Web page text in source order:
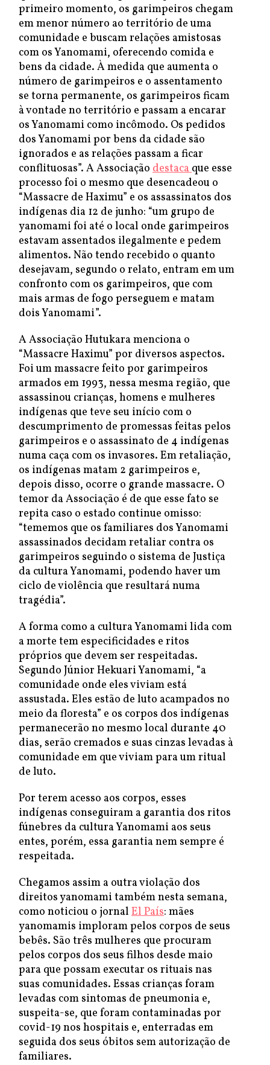
primeiro momento, os garimpeiros chegam
em menor número ao território de uma
comunidade e buscam relações amistosas
com os Yanomami, oferecendo comida e
bens da cidade. À medida que aumenta o
número de garimpeiros e o assentamento
se torna permanente, os garimpeiros ficam
à vontade no território e passam a encarar
os Yanomami como incômodo. Os pedidos
dos Yanomami por bens da cidade são
ignorados e as relações passam a ficar
conflituosas”. A Associação destacaque esse
processo foi o mesmo que desencadeou o
“Massacre de Haximu” e os assassinatos dos
indígenas dia 12 de junho: “um grupo de
yanomami foi até o local onde garimpeiros
estavam assentados ilegalmente e pedem
alimentos. Não tendo recebido o quanto
desejavam, segundo o relato, entram em um
confronto com os garimpeiros, que com
mais armas de fogo perseguem e matam
dois Yanomami”.
A Associação Hutukara menciona o
“Massacre Haximu” por diversos aspectos.
Foi um massacre feito por garimpeiros
armados em 1993, nessa mesma região, que
assassinou crianças, homens e mulheres
indígenas que teve seu início com o
descumprimento de promessas feitas pelos
garimpeiros e o assassinato de 4 indígenas
numa caça com os invasores. Em retaliação,
os indígenas matam 2 garimpeiros e,
depois disso, ocorre o grande massacre. O
temor da Associação é de que esse fato se
repita caso o estado continue omisso:
“tememos que os familiares dos Yanomami
assassinados decidam retaliar contra os
garimpeiros seguindo o sistema de Justiça
da cultura Yanomami, podendo haver um
ciclo de violência que resultará numa
tragédia”.
A forma como a cultura Yanomami lida com
a morte tem especificidades e ritos
próprios que devem ser respeitadas.
Segundo Júnior Hekuari Yanomami, “a
comunidade onde eles viviam está
assustada. Eles estão de luto acampados no
meio da floresta” e os corpos dos indígenas
permanecerão no mesmo local durante 40
dias, serão cremados e suas cinzas levadas à
comunidade em que viviam para um ritual
de luto.
Por terem acesso aos corpos, esses
indígenas conseguiram a garantia dos ritos
fúnebres da cultura Yanomami aos seus
entes, porém, essa garantia nem sempre é
respeitada.
Chegamos assim a outra violação dos
direitos yanomami também nesta semana,
como noticiou o jornal El País: mães
yanomamis imploram pelos corpos de seus
bebês. São três mulheres que procuram
pelos corpos dos seus filhos desde maio
para que possam executar os rituais nas
suas comunidades. Essas crianças foram
levadas com sintomas de pneumonia e,
suspeita-se, que foram contaminadas por
covid-19 nos hospitais e, enterradas em
seguida dos seus óbitos sem autorização de
familiares.